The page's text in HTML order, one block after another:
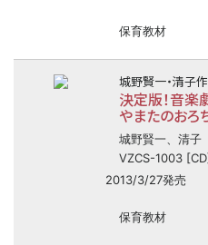
保育教材
城野賢一・清子
決定版！音
やまたのおろ
城野賢一、清子
VZCS-1003
2013/3/27発売
保育教材